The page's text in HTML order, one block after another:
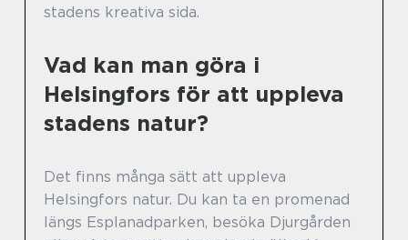
stadens kreativa sida.
Vad kan man göra i
Helsingfors för att uppleva
stadens natur?
Det finns många sätt att uppleva
Helsingfors natur. Du kan ta en promenad
längs Esplanadparken, besöka Djurgården